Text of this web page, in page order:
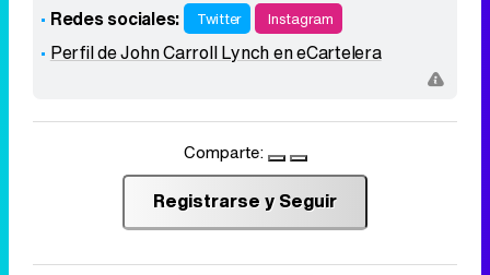
Redes sociales:
Twitter Instagram
Perfil de John Carroll Lynch en eCartelera
Comparte:
Registrarse y Seguir